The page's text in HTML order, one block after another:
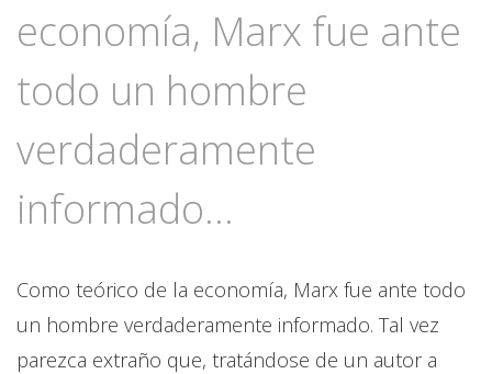
economía, Marx fue ante
todo un hombre
verdaderamente
informado...
Como teórico de la economía, Marx fue ante todo
un hombre verdaderamente informado. Tal vez
parezca extraño que, tratándose de un autor a